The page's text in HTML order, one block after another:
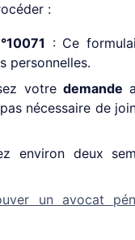
:
: Ce
personnelles.
votredemande
nécessaire de
environ deux
un avocat